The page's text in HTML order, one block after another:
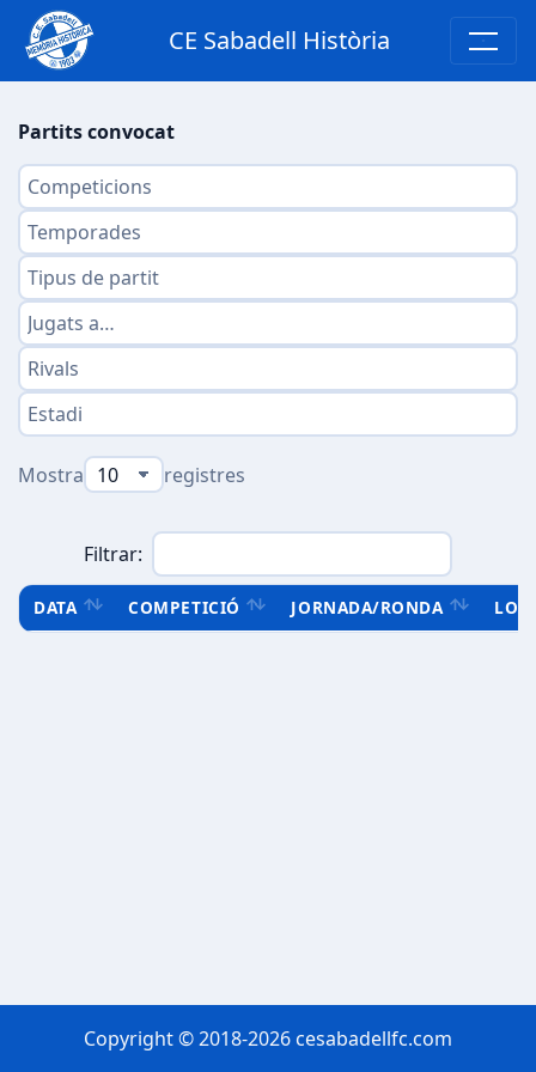
CE Sabadell Història
Partits convocat
Mostra registres
Filtrar:
DATA COMPETICIÓ JORNADA/RONDA
Copyright © 2018-2026 cesabadellfc.com